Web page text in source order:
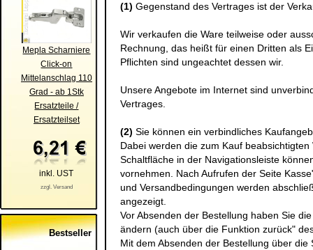
Mepla Scharniere
Click-on
Mittelanschlag 110
Grad - ab 1Stk
Ersatzteile /
Ersatzteilset
inkl. UST
zzgl. Versand
Bestseller
(1) Gegenstand des Vertrages ist der
Wir verkaufen die Ware teilweise oder
Rechnung, das heißt für einen Dritten als
Pflichten sind ungeachtet dessen wir.
Unsere Angebote im Internet sind
Vertrages.
(2) Sie können ein verbindliches
Dabei werden die zum Kauf
Schaltfläche in der Navigationsleiste
vornehmen. Nach Aufrufen der Seite
und Versandbedingungen werden
angezeigt.
Vor Absenden der Bestellung haben Sie
ändern (auch über die Funktion zurück"
Mit dem Absenden der Bestellung über die